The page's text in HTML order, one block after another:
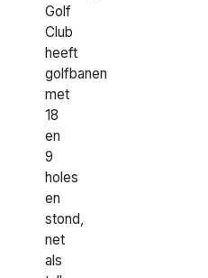
Golf
Club
heeft
golfbanen
met
18
en
9
holes
en
stond,
net
als